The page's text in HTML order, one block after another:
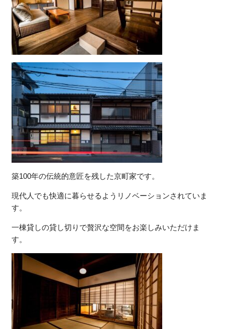
築100年の伝統的意匠を残した京町家です。
現代人でも快適に暮らせるようリノベーションされていま
す。
一棟貸しの貸し切りで贅沢な空間をお楽しみいただけま
す。